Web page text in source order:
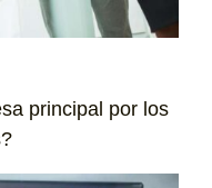
principal por los